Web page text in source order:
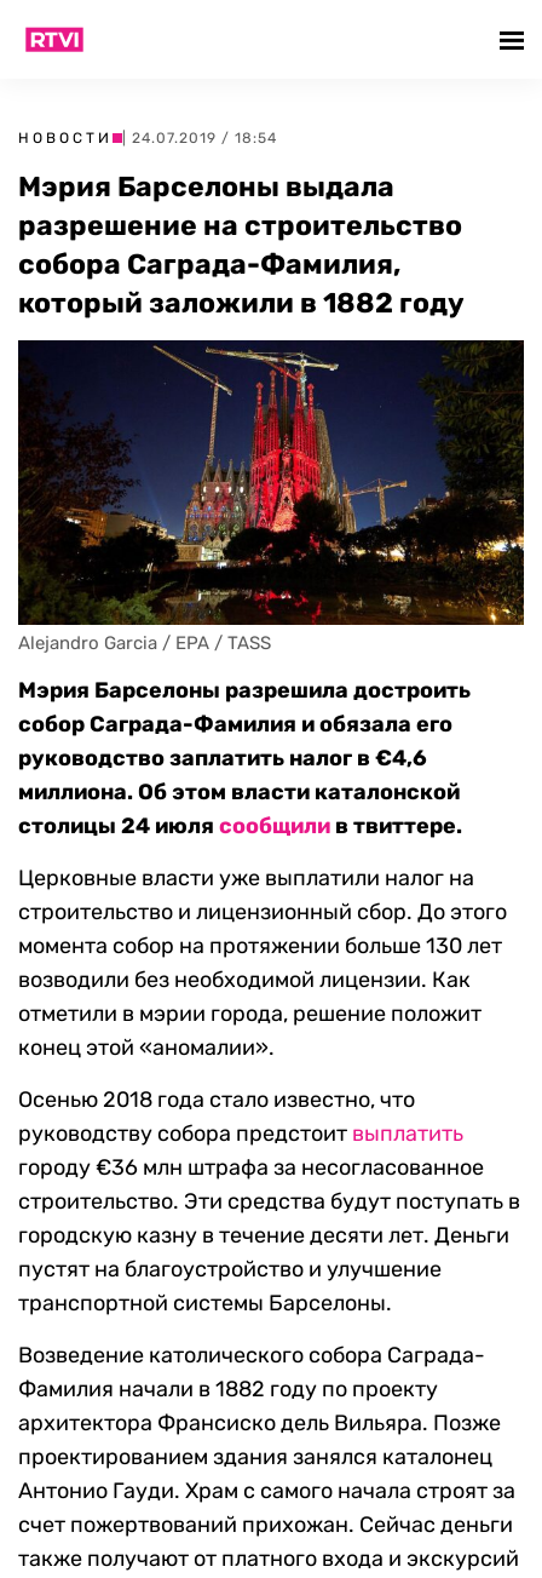
НОВОСТИ | 24.07.2019 / 18:54
Мэрия Барселоны выдала
разрешение на строительство
собора Саграда-Фамилия,
который заложили в 1882 году
Alejandro Garcia / EPA / TASS
Мэрия Барселоны разрешила достроить
собор Саграда-Фамилия и обязала его
руководство заплатить налог в €4,6
миллиона. Об этом власти каталонской
столицы 24 июля сообщили в твиттере.
Церковные власти уже выплатили налог на
строительство и лицензионный сбор. До этого
момента собор на протяжении больше 130 лет
возводили без необходимой лицензии. Как
отметили в мэрии города, решение положит
конец этой «аномалии».
Осенью 2018 года стало известно, что
руководству собора предстоит выплатить
городу €36 млн штрафа за несогласованное
строительство. Эти средства будут поступать в
городскую казну в течение десяти лет. Деньги
пустят на благоустройство и улучшение
транспортной системы Барселоны.
Возведение католического собора Саграда-
Фамилия начали в 1882 году по проекту
архитектора Франсиско дель Вильяра. Позже
проектированием здания занялся каталонец
Антонио Гауди. Храм с самого начала строят за
счет пожертвований прихожан. Сейчас деньги
также получают от платного входа и экскурсий